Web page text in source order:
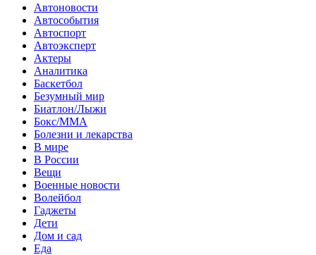
Автоновости
Автособытия
Автоспорт
Автоэксперт
Актеры
Аналитика
Баскетбол
Безумный мир
Биатлон/Лыжи
Бокс/MMA
Болезни и лекарства
В мире
В России
Вещи
Военные новости
Волейбол
Гаджеты
Дети
Дом и сад
Еда